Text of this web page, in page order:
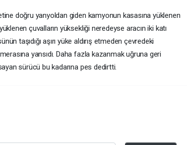
doğru yanyoldan giden kamyonun kasasına yüklenen
çuvalların yüksekliği neredeyse aracın iki katı
taşıdığı aşırı yüke aldırış etmeden çevredeki
yansıdı. Daha fazla kazanmak uğruna geri
sürücü bu kadarına pes dedirtti.